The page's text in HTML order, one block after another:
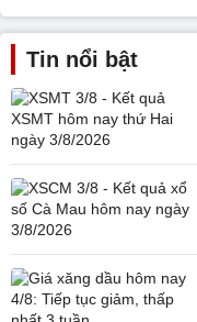
Tin nổi bật